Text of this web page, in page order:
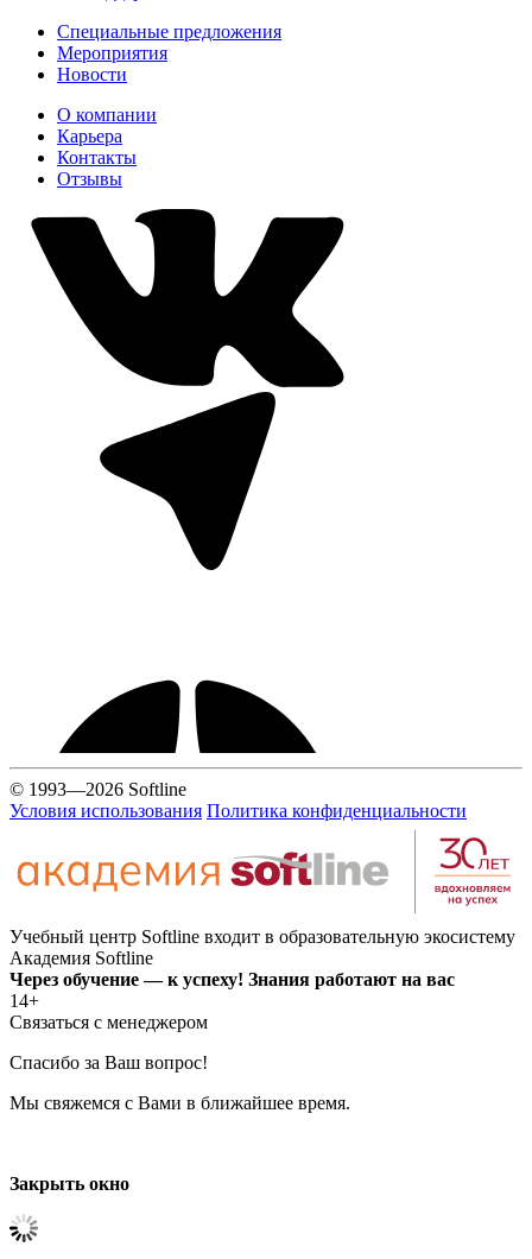
Специальные предложения
Мероприятия
Новости
О компании
Карьера
Контакты
Отзывы
© 1993—2026 Softline
Условия использования Политика конфиденциальности
Учебный центр Softline входит в образовательную экосистему
Академия Softline
Через обучение — к успеху! Знания работают на вас
14+
Связаться с менеджером
Спасибо за Ваш вопрос!
Мы свяжемся с Вами в ближайшее время.
Закрыть окно